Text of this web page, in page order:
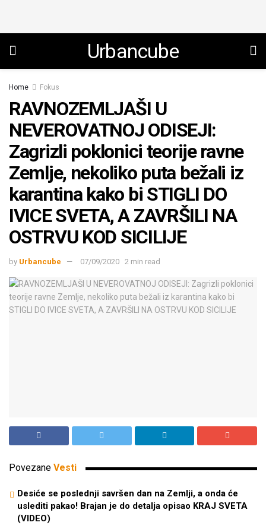
Urbancube
Home Fokus
RAVNOZEMLJAŠI U
NEVEROVATNOJ ODISEJI:
Zagrizli poklonici teorije ravne
Zemlje, nekoliko puta bežali iz
karantina kako bi STIGLI DO
IVICE SVETA, A ZAVRŠILI NA
OSTRVU KOD SICILIJE
by Urbancube 07/09/2020 2 min read
Povezane Vesti
Desiće se poslednji savršen dan na Zemlji, a onda će
uslediti pakao! Brajan je do detalja opisao KRAJ SVETA
(VIDEO)